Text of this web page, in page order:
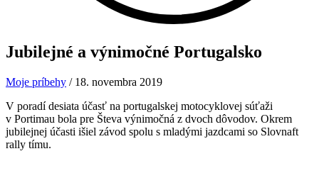
Jubilejné a výnimočné Portugalsko
Moje príbehy / 18. novembra 2019
V poradí desiata účasť na portugalskej motocyklovej súťaži
v Portimau bola pre Števa výnimočná z dvoch dôvodov. Okrem
jubilejnej účasti išiel závod spolu s mladými jazdcami so Slovnaft
rally tímu.